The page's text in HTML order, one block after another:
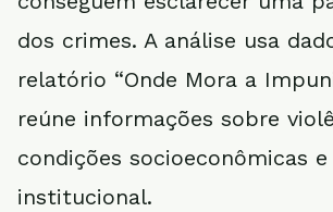
dos crimes. A análise usa
relatório “Onde Mora a
reúne informações sobre
condições socioeconômicas
institucional.